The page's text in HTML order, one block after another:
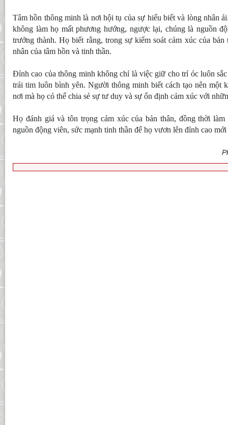
Tâm hồn thông minh là nơi hội tụ của sự hiểu biết và lòng nhân
không làm họ mất phương hướng, ngược lại, chúng là nguồn
trưởng thành. Họ biết rằng, trong sự kiểm soát cảm xúc của
nhân của tâm hồn và tinh thần.
Đỉnh cao của thông minh không chỉ là việc giữ cho trí óc luôn
trái tim luôn bình yên. Người thông minh biết cách tạo nên một
nơi mà họ có thể chia sẻ sự tư duy và sự ổn định cảm xúc với
Họ đánh giá và tôn trọng cảm xúc của bản thân, đồng thời làm
nguồn động viên, sức mạnh tinh thần để họ vươn lên đỉnh cao